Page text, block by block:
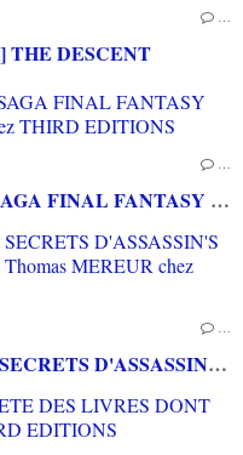
…
THE DESCENT
…
[REVUE LIVRE GAMING] LA SAGA FINAL FANTASY VII REMAKE de Pierre LOVATI chez THIRD EDITIONS
…
[REVUE LIVRE GAMING] LES SECRETS D'ASSASSIN'S CREED - De 2007 à 2014: l'envol de Thomas MEREUR chez THIRD EDITIONS